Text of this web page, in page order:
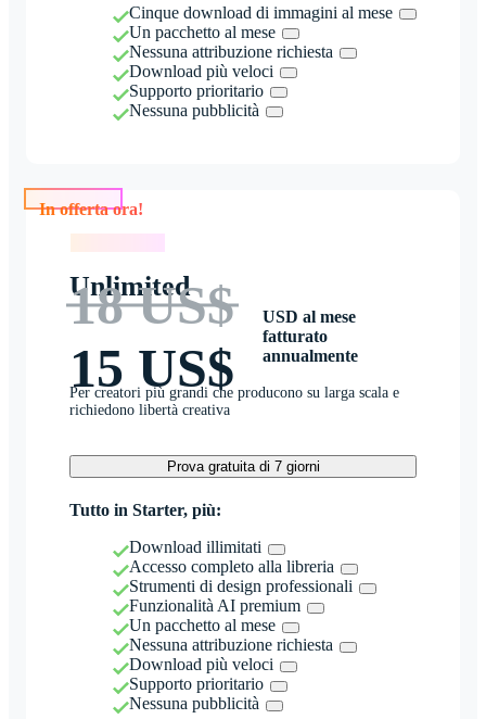
Cinque download di immagini al mese
Un pacchetto al mese
Nessuna attribuzione richiesta
Download più veloci
Supporto prioritario
Nessuna pubblicità
Unlimited
18 US$
15 US$
USD al mese
fatturato
annualmente
Per creatori più grandi che producono su larga scala e
richiedono libertà creativa
Prova gratuita di 7 giorni
Tutto in Starter, più:
Download illimitati
Accesso completo alla libreria
Strumenti di design professionali
Funzionalità AI premium
Un pacchetto al mese
Nessuna attribuzione richiesta
Download più veloci
Supporto prioritario
Nessuna pubblicità